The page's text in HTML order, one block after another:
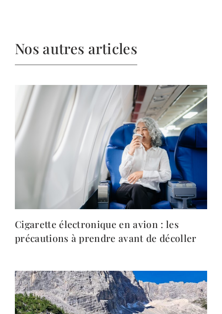
Nos autres articles
Cigarette électronique en avion : les
précautions à prendre avant de décoller